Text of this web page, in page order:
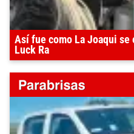
Así fue como La Joaqui
Luck Ra